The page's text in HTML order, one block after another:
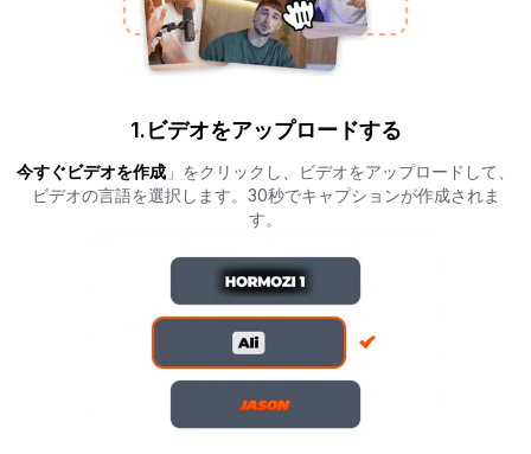
1.ビデオをアップロードする
今すぐビデオを作成 」をクリックし、ビデオをアップロードして、
ビデオの言語を選択します。30秒でキャプションが作成されま
す。